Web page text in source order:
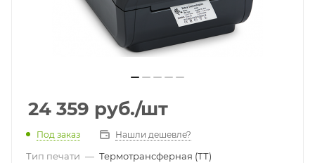
24 359 руб./шт
Под заказ Нашли дешевле?
Тип печати — Термотрансферная (ТТ)